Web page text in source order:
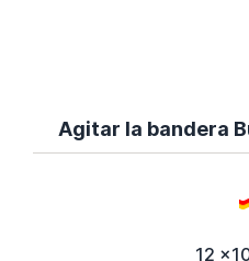
Agitar la bandera
12